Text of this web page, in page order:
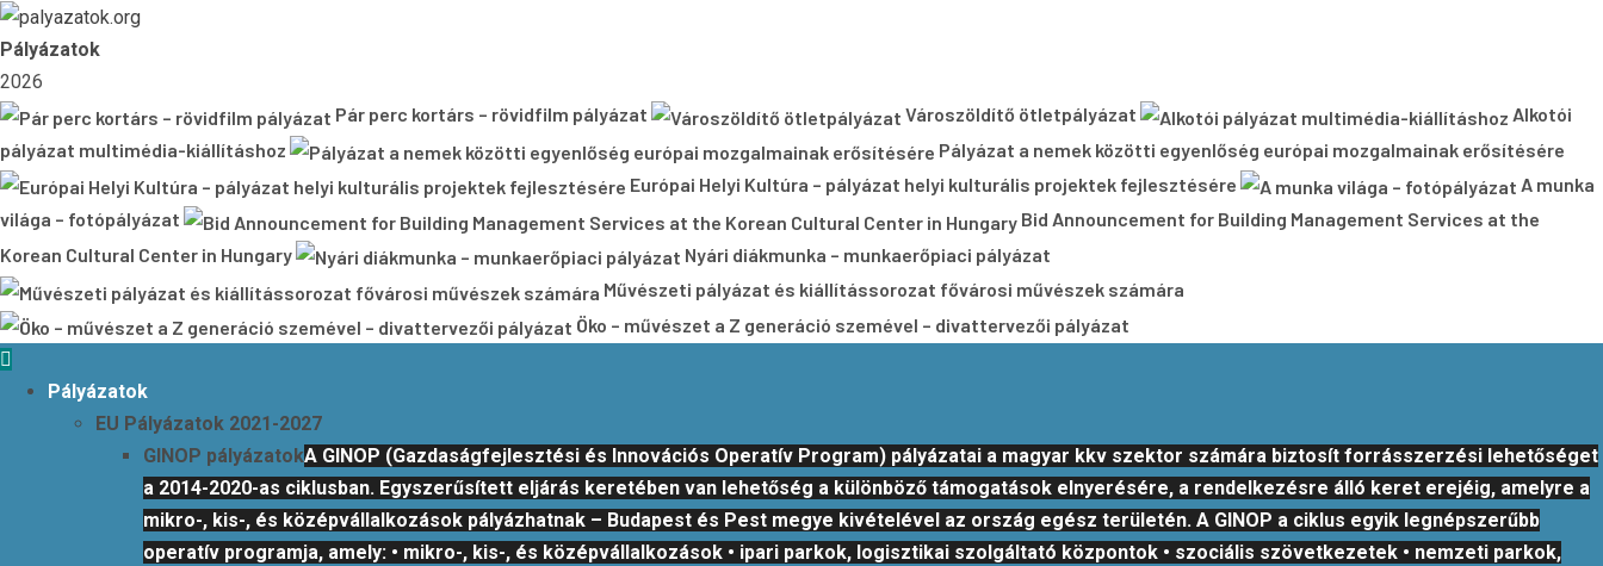
Skip
to
content
Pályázatok
2026
Pár perc kortárs – rövidfilm pályázat
Városzöldítő ötletpályázat
Alkotói
pályázat multimédia-kiállításhoz
Pályázat a nemek közötti egyenlőség európai mozgalmainak erősítésére
Európai Helyi Kultúra – pályázat helyi kulturális projektek fejlesztésére
A munka
világa – fotópályázat
Bid Announcement for Building Management Services at the
Korean Cultural Center in Hungary
Nyári diákmunka – munkaerőpiaci pályázat
Művészeti pályázat és kiállítássorozat fővárosi művészek számára
Öko – művészet a Z generáció szemével – divattervezői pályázat
MenuPályázatok
EU Pályázatok 2021-2027
GINOP pályázatokA GINOP (Gazdaságfejlesztési és Innovációs Operatív Program) pályázatai a magyar kkv szektor számára biztosít forrásszerzési lehetőséget
a 2014-2020-as ciklusban. Egyszerűsített eljárás keretében van lehetőség a különböző támogatások elnyerésére, a rendelkezésre álló keret erejéig, amelyre a
mikro-, kis-, és középvállalkozások pályázhatnak – Budapest és Pest megye kivételével az ország egész területén. A GINOP a ciklus egyik legnépszerűbb
operatív programja, amely: • mikro-, kis-, és középvállalkozások • ipari parkok, logisztikai szolgáltató központok • szociális szövetkezetek • nemzeti parkok,